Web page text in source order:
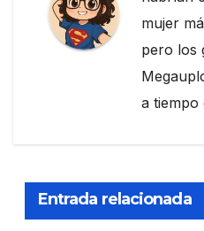
mujer
pero los
a tiempo
Entrada relacionada